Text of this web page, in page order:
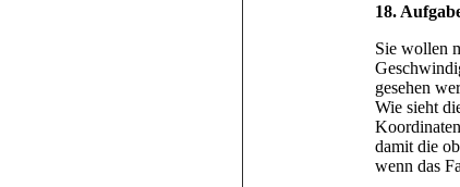
18.
Sie wollen
gesehen
Wie sieht
damit die
wenn das